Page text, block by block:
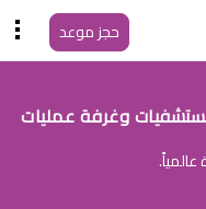
حجز موعد
وغرفة عمليات